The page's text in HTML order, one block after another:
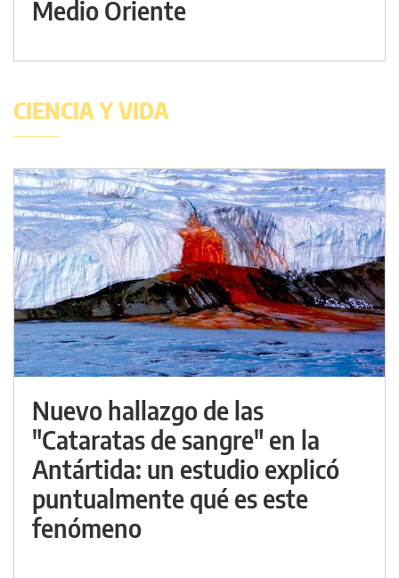
Medio Oriente
CIENCIA Y VIDA
Nuevo hallazgo de las
"Cataratas de sangre" en la
Antártida: un estudio explicó
puntualmente qué es este
fenómeno